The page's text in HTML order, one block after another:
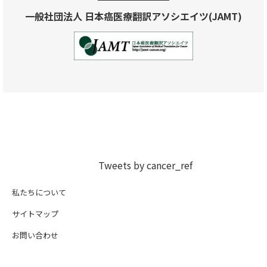
一般社団法人 日本癌医療翻訳アソシエイツ(JAMT)
Tweets by cancer_ref
私たちについて
サイトマップ
お問い合わせ